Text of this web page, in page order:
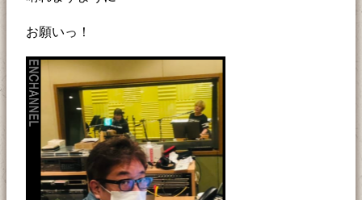
お願いっ！